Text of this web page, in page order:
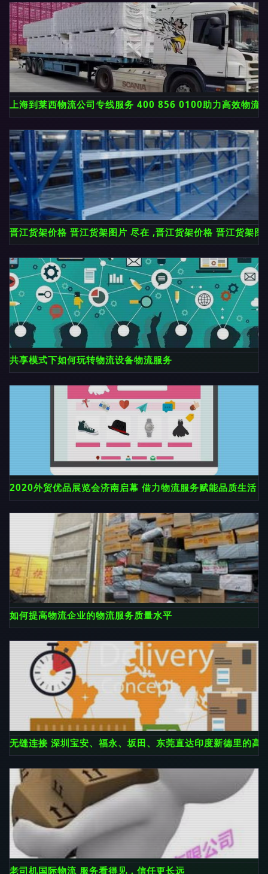
上海到莱西物流公司专线服务 400 856 0100助力高效物流
晋江货架价格 晋江货架图片 尽在 ,晋江货架价格 晋江货架
共享模式下如何玩转物流设备物流服务
2020外贸优品展览会济南启幕 借力物流服务赋能品质生活
如何提高物流企业的物流服务质量水平
无缝连接 深圳宝安、福永、坂田、东莞直达印度新德里的高
老司机国际物流 服务看得见，信任更长远